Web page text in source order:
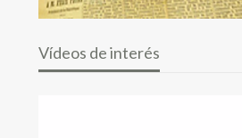
Vídeos de interés